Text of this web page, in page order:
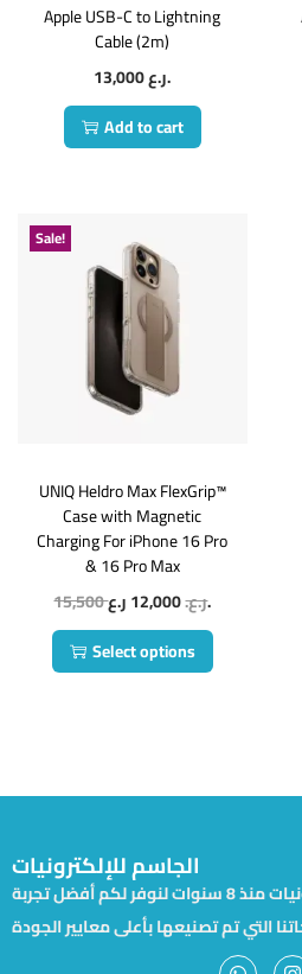
Apple USB-C to Lightning
Cable (2m)
13,000
ر.ع.
Add to cart
Sale!
UNIQ Heldro Max FlexGrip™
Case with Magnetic
Charging For iPhone 16 Pro
& 16 Pro Max
15,500
ر.ع.12,000
ر.ع.
Select options
الجاسم للإلكترونيات
تأسس الجاسم للإلكترونيات منذ 8 سنوات لنوفر لكم أفضل تجربة
التي تم تصنيعها بأعلى معايير الجودة